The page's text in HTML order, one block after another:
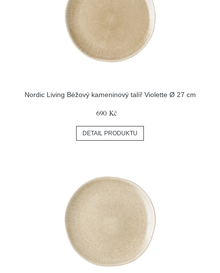
Nordic Living Béžový kameninový talíř Violette Ø 27 cm
690 Kč
DETAIL PRODUKTU